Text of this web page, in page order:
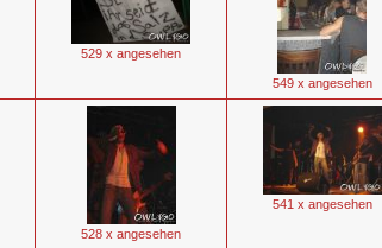
529 x angesehen
549 x angesehen
528 x angesehen
541 x angesehen